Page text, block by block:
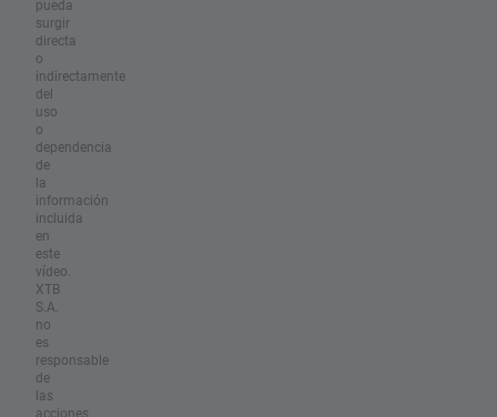
pueda
surgir
directa
o
indirectamente
del
uso
o
dependencia
de
la
información
incluida
en
este
vídeo.
XTB
S.A.
no
es
responsable
de
las
acciones